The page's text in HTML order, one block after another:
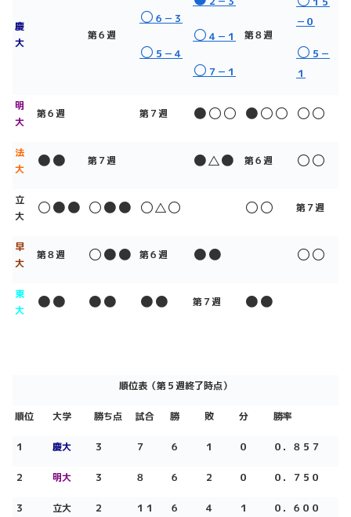
慶
大
第６週
○ ６－３
○ ５－４
○ ４－１
○ ７－１
第８週
－０
○ ５－
１
明
大
第６週 第７週 ●○○ ●○○ ○○
法
大
●● 第７週 ●△● 第６週 ○○
立
大
○●● ○●● ○△○ ○○ 第７週
早
大
第８週 ○●● 第６週 ●● ○○
東
大
●● ●● ●● 第７週 ●●
順位表（第５週終了時点）
順位 大学 勝ち点 試合 勝 敗 分 勝率
１ 慶大 ３ ７ ６ １ ０ ０．８５７
２ 明大 ３ ８ ６ ２ ０ ０．７５０
３ 立大 ２ １１ ６ ４ １ ０．６００